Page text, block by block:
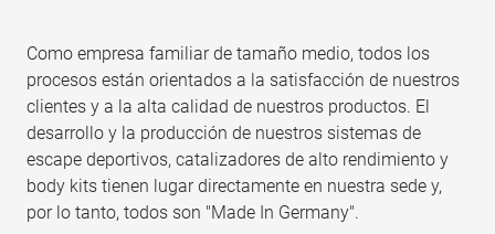
Como empresa familiar de tamaño medio, todos los
procesos están orientados a la satisfacción de nuestros
clientes y a la alta calidad de nuestros productos. El
desarrollo y la producción de nuestros sistemas de
escape deportivos, catalizadores de alto rendimiento y
body kits tienen lugar directamente en nuestra sede y,
por lo tanto, todos son "Made In Germany".